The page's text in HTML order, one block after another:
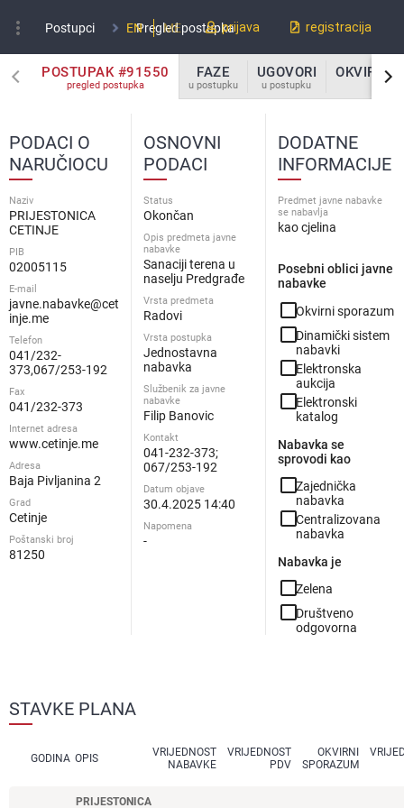
more_vert Postupci Pregled postupka
EN ME prijava registracija
POSTUPAK #91550
pregled postupka
FAZE
u postupku
UGOVORI
u postupku
OKVIRNI
u
OSNOVNI
PODACI
Status
Okončan
Opis predmeta javne
nabavke
Sanaciji terena u
naselju Predgrađe
Vrsta predmeta
Radovi
Vrsta postupka
Jednostavna
nabavka
Službenik za javne
nabavke
Filip Banovic
Kontakt
041-232-373;
067/253-192
Datum objave
30.4.2025 14:40
Napomena
-
DODATNE
INFORMACIJE
Predmet javne nabavke
se nabavlja
kao cjelina
Posebni oblici javne
nabavke
check_box_outline_blankOkvirni sporazum
check_box_outline_blankDinamički sistem
nabavki
check_box_outline_blankElektronska
aukcija
check_box_outline_blankElektronski
katalog
Nabavka se
sprovodi kao
check_box_outline_blankZajednička
nabavka
check_box_outline_blankCentralizovana
nabavka
Nabavka je
check_box_outline_blankZelena
check_box_outline_blankDruštveno
odgovorna
PODACI O
NARUČIOCU
Naziv
PRIJESTONICA
CETINJE
PIB
02005115
E-mail
javne.nabavke@cet
inje.me
Telefon
041/232-
373,067/253-192
Fax
041/232-373
Internet adresa
www.cetinje.me
Adresa
Baja Pivljanina 2
Grad
Cetinje
Poštanski broj
81250
STAVKE PLANA
GODINA OPIS
VRIJEDNOST
NABAVKE
VRIJEDNOST
PDV
OKVIRNI
SPORAZUM
PRIJESTONICA